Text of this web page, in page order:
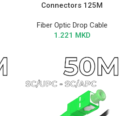
Connectors 125M
Fiber Optic Drop Cable
1.221 MKD